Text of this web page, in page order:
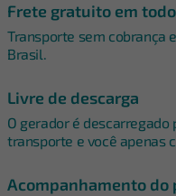
Frete gratuito em
Transporte sem cobrança
Brasil.
Livre de descarga
O gerador é descarregado
transporte e você apenas
Acompanhamento do